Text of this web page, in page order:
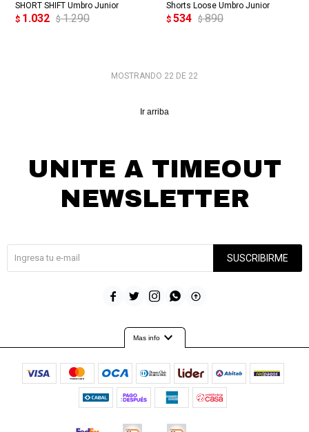
SHORT SHIFT Umbro Junior
$ 1.032 $ 1.290
Shorts Loose Umbro Junior
$ 534 $ 890
MOSTRANDO 22 DE 22
Ir arriba
UNITE A TIMEOUT
NEWSLETTER
SUSCRIBIRME
    
Mas infoexpand_more